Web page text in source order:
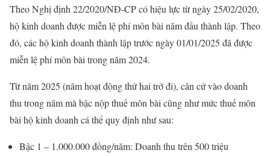
Theo Nghị định 22/2020/NĐ-CP có hiệu lực từ ngày 25/02/2020,
hộ kinh doanh được miễn lệ phí môn bài năm đầu thành lập. Theo
đó, các hộ kinh doanh thành lập trước ngày 01/01/2025 đã được
miễn lệ phí môn bài trong năm 2024.
Từ năm 2025 (năm hoạt động thứ hai trở đi), căn cứ vào doanh
thu trong năm mà bậc nộp thuế môn bài cũng như mức thuế môn
bài hộ kinh doanh cá thể quy định như sau:
Bậc 1 – 1.000.000 đồng/năm: Doanh thu trên 500 triệu